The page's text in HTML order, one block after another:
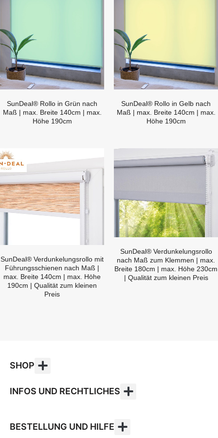
SunDeal® Rollo in Grün nach
Maß | max. Breite 140cm | max.
Höhe 190cm
SunDeal® Rollo in Gelb nach
Maß | max. Breite 140cm | max.
Höhe 190cm
SunDeal® Verdunkelungsrollo mit
Führungsschienen nach Maß |
max. Breite 140cm | max. Höhe
190cm | Qualität zum kleinen
Preis
SunDeal® Verdunkelungsrollo
nach Maß zum Klemmen | max.
Breite 180cm | max. Höhe 230cm
| Qualität zum kleinen Preis
SHOP
INFOS UND RECHTLICHES
BESTELLUNG UND HILFE